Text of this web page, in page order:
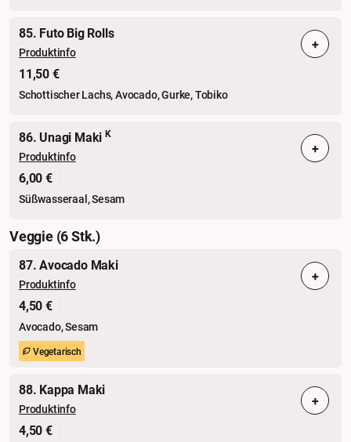
85. Futo Big Rolls
Produktinfo
11,50 €
Schottischer Lachs, Avocado, Gurke, Tobiko
+
86. Unagi Maki K
Produktinfo
6,00 €
Süßwasseraal, Sesam
+
Veggie (6 Stk.)
87. Avocado Maki
Produktinfo
4,50 €
Avocado, Sesam
Vegetarisch
+
88. Kappa Maki
Produktinfo
4,50 €
+